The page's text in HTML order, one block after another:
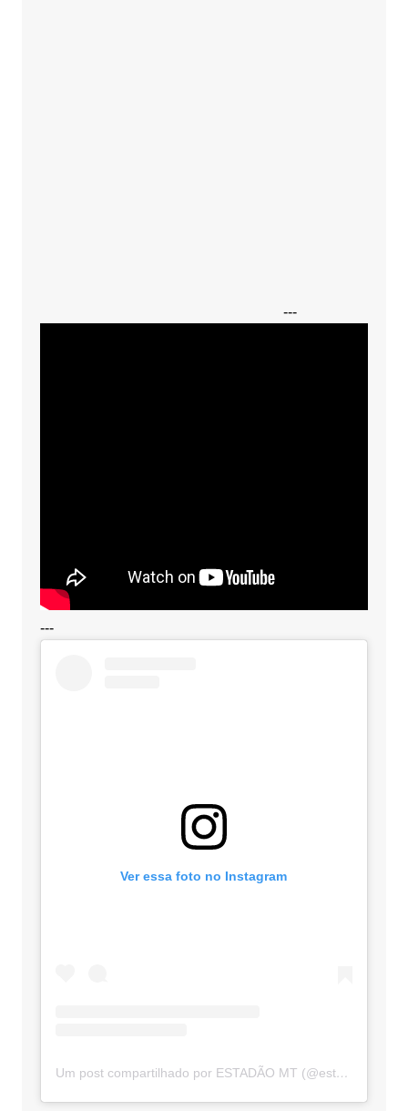
---
---
Ver essa foto no Instagram
Um post compartilhado por ESTADÃO MT (@estadaomt)